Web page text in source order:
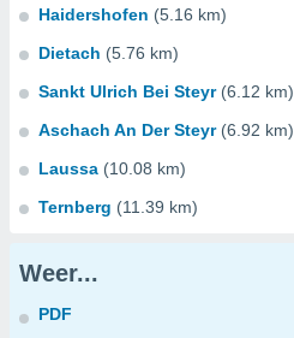
Haidershofen (5.16 km)
Dietach (5.76 km)
Sankt Ulrich Bei Steyr (6.12 km)
Aschach An Der Steyr (6.92 km)
Laussa (10.08 km)
Ternberg (11.39 km)
Weer...
PDF